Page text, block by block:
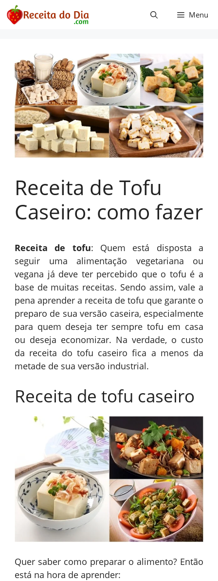
Pular
para
Menu
Receita de Tofu
Caseiro: como fazer
Receita de tofu: Quem está disposta a
seguir uma alimentação vegetariana ou
vegana já deve ter percebido que o tofu é a
base de muitas receitas. Sendo assim, vale a
pena aprender a receita de tofu que garante o
preparo de sua versão caseira, especialmente
para quem deseja ter sempre tofu em casa
ou deseja economizar. Na verdade, o custo
da receita do tofu caseiro fica a menos da
metade de sua versão industrial.
Receita de tofu caseiro
Quer saber como preparar o alimento? Então
está na hora de aprender: